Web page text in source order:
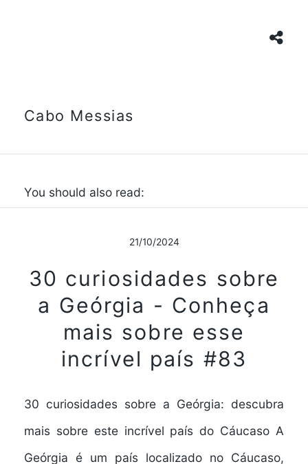
Cabo Messias
You should also read:
21/10/2024
30 curiosidades sobre
a Geórgia - Conheça
mais sobre esse
incrível país #83
30 curiosidades sobre a Geórgia: descubra
mais sobre este incrível país do Cáucaso A
Geórgia é um país localizado no Cáucaso,